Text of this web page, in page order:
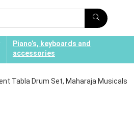
Piano’s, keyboards and
accessories
Tabla Drum Set, Maharaja Musicals